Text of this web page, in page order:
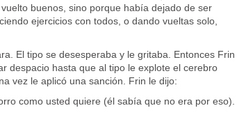
buenos, sino porque había dejado de ser
ejercicios con todos, o dando vueltas solo,
El tipo se desesperaba y le gritaba. Entonces Frin
despacio hasta que al tipo le explote el cerebro
vez le aplicó una sanción. Frin le dijo:
como usted quiere (él sabía que no era por eso).